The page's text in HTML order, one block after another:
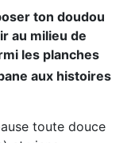
ton doudou
au milieu de
les planches
aux histoires
toute douce